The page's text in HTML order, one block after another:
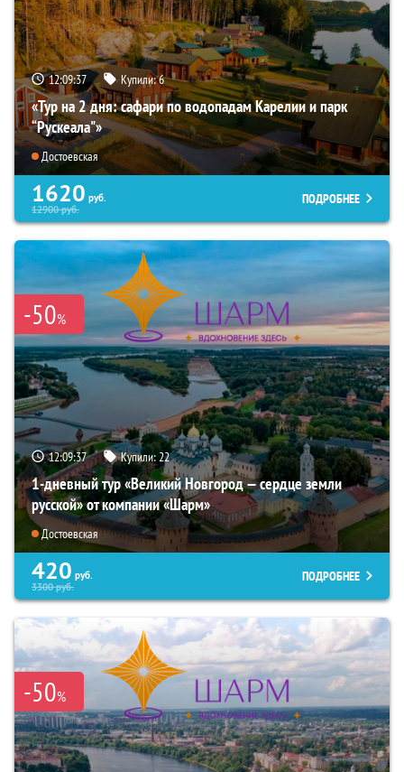
12:09:35 Купили:6
«Тур на 2 дня: сафари по водопадам Карелии и парк
“Рускеала"»
Достоевская
1620 руб.
12900руб.
ПОДРОБНЕЕ
-50%
12:09:35 Купили:22
1-дневный тур «Великий Новгород — сердце земли
русской» от компании «Шарм»
Достоевская
420 руб.
3300руб.
ПОДРОБНЕЕ
-50%